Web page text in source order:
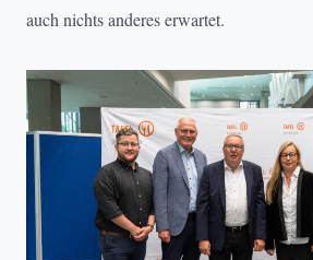
auch nichts anderes erwartet.